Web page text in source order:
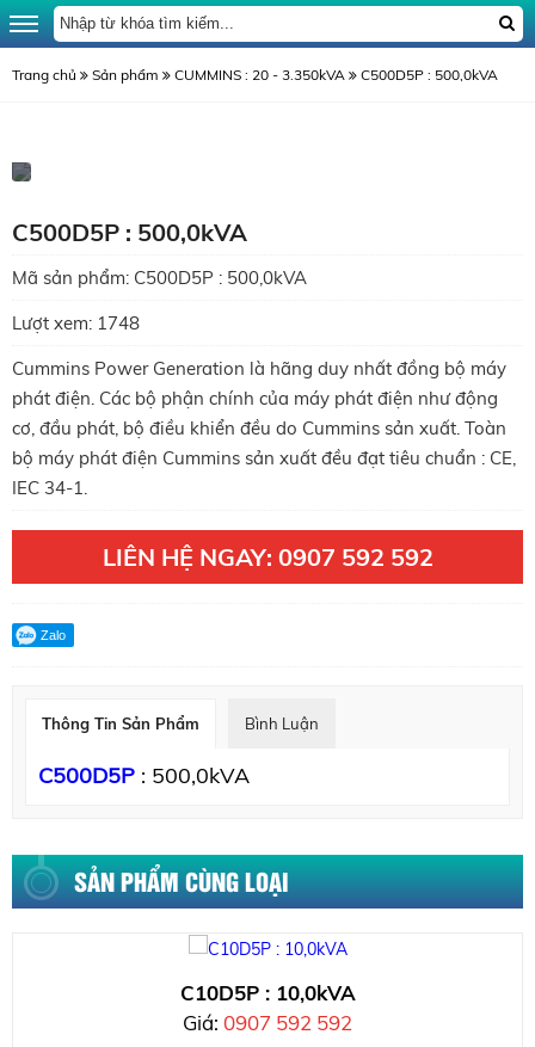
Trang chủ Sản phẩm CUMMINS : 20 - 3.350kVA C500D5P : 500,0kVA
C500D5P : 500,0kVA
Mã sản phẩm: C500D5P : 500,0kVA
Lượt xem: 1748
Cummins Power Generation là hãng duy nhất đồng bộ máy
phát điện. Các bộ phận chính của máy phát điện như động
cơ, đầu phát, bộ điều khiển đều do Cummins sản xuất. Toàn
bộ máy phát điện Cummins sản xuất đều đạt tiêu chuẩn : CE,
IEC 34-1.
LIÊN HỆ NGAY: 0907 592 592
Zalo
Thông Tin Sản Phẩm Bình Luận
C500D5P : 500,0kVA
SẢN PHẨM CÙNG LOẠI
C10D5P : 10,0kVA
Giá: 0907 592 592